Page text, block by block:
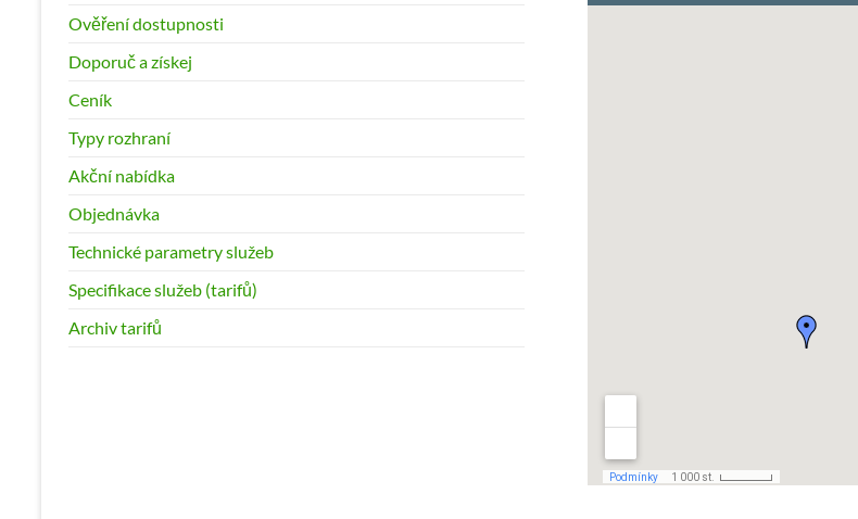
Ověření dostupnosti
Doporuč a získej
Ceník
Typy rozhraní
Akční nabídka
Objednávka
Technické parametry služeb
Specifikace služeb (tarifů)
Archiv tarifů